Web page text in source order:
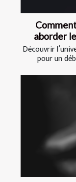
aborder
Découvrir
pour un